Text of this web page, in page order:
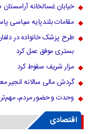
خیابان غسالخانه
مقامات بلندپایه سیاسی
طرح پزشک خانواده در
بستری موفق عمل کرد
مزار شریف سقوط کرد
گردش مالی سالانه انجیر معمولان به
وحدت و حضور مردم،
اقتصادی